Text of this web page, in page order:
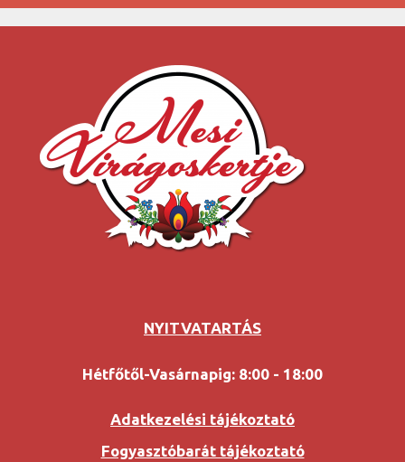
NYITVATARTÁS
Hétfőtől-Vasárnapig: 8:00 - 18:00
Adatkezelési tájékoztató
Fogyasztóbarát tájékoztató